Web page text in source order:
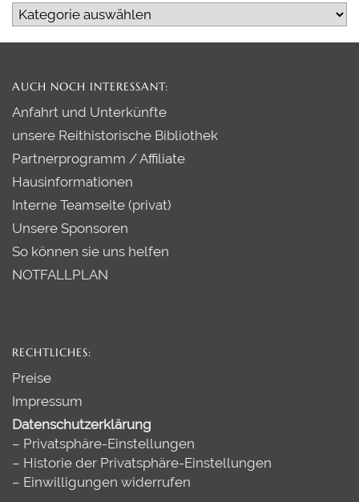
Auswahl
/
AUCH NOCH INTERESSANT:
Anfahrt und Unterkünfte
unsere Reithistorische Bibliothek
Partnerprogramm / Affiliate
Hausinformationen
Interne Teamseite (privat)
Unsere Sponsoren
So können sie uns helfen
NOTFALLPLAN
RECHTLICHES:
Preise
Impressum
Datenschutzerklärung
– Privatsphäre-Einstellungen
– Historie der Privatsphäre-Einstellungen
– Einwilligungen widerrufen